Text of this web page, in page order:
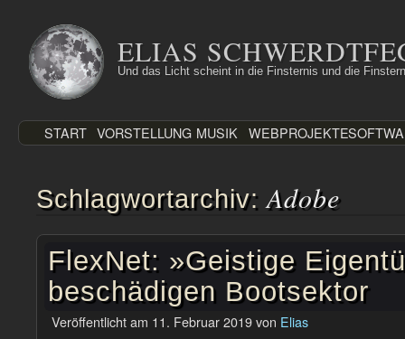
Inhalt
springen
ELIAS
Und das Licht scheint in die Finsternis und die
START VORSTELLUNG MUSIK WEBPROJEKTE
Schlagwortarchiv: Adobe
FlexNet: »Geistige
beschädigen Bootsektor
Veröffentlicht am 11. Februar 2019von Elias